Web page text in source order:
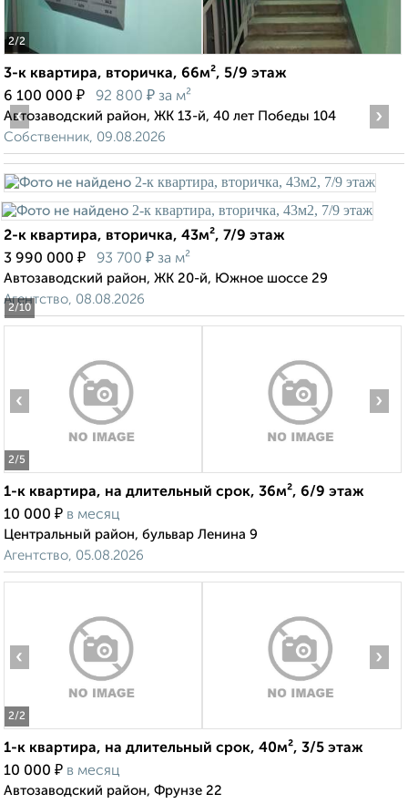
2/2
3-к квартира, вторичка, 66м², 5/9 этаж
6 100 000 ₽ 92 800 ₽ за м²
Автозаводский район, ЖК 13-й, 40 лет Победы 104
Собственник, 09.08.2026
2/10
‹ ›
2-к квартира, вторичка, 43м², 7/9 этаж
3 990 000 ₽ 93 700 ₽ за м²
Автозаводский район, ЖК 20-й, Южное шоссе 29
Агентство, 08.08.2026
2/5
‹ ›
1-к квартира, на длительный срок, 36м², 6/9 этаж
10 000 ₽ в месяц
Центральный район, бульвар Ленина 9
Агентство, 05.08.2026
2/2
‹ ›
1-к квартира, на длительный срок, 40м², 3/5 этаж
10 000 ₽ в месяц
Автозаводский район, Фрунзе 22